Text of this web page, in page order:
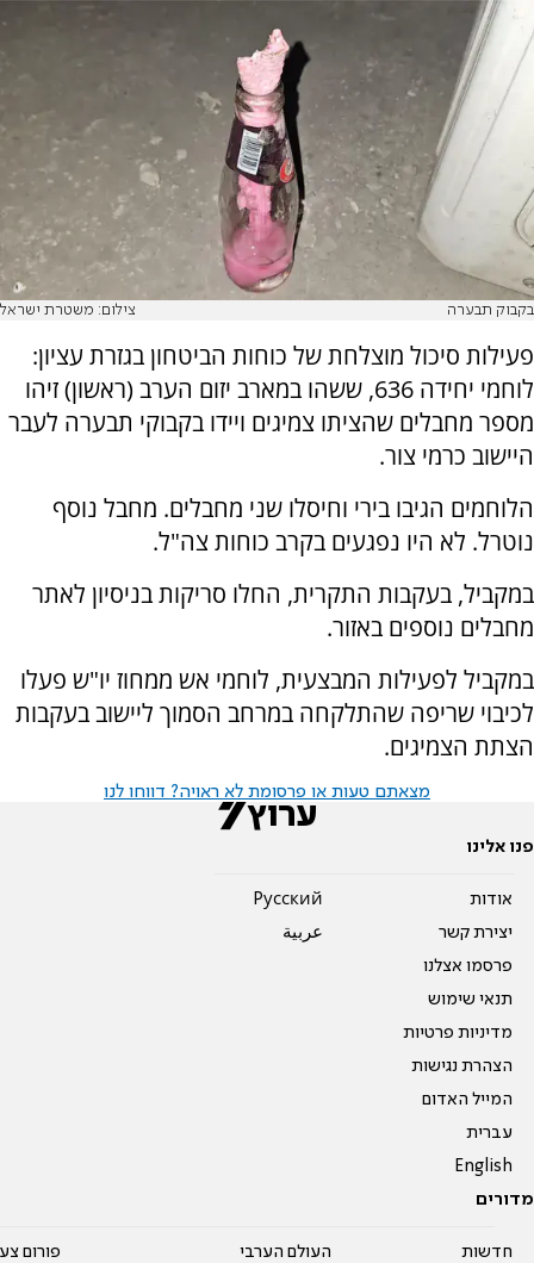
בקבוק תבערה צילום: משטרת ישראל
פעילות סיכול מוצלחת של כוחות הביטחון בגזרת עציון:
לוחמי יחידה 636, ששהו במארב יזום הערב (ראשון) זיהו
מספר מחבלים שהציתו צמיגים ויידו בקבוקי תבערה לעבר
היישוב כרמי צור.
הלוחמים הגיבו בירי וחיסלו שני מחבלים. מחבל נוסף
נוטרל. לא היו נפגעים בקרב כוחות צה"ל.
במקביל, בעקבות התקרית, החלו סריקות בניסיון לאתר
מחבלים נוספים באזור.
במקביל לפעילות המבצעית, לוחמי אש ממחוז יו"ש פעלו
לכיבוי שריפה שהתלקחה במרחב הסמוך ליישוב בעקבות
הצתת הצמיגים.
מצאתם טעות או פרסומת לא ראויה? דווחו לנו
פנו אלינו
אודות
יצירת קשר
פרסמו אצלנו
תנאי שימוש
מדיניות פרטיות
הצהרת נגישות
המייל האדום
עברית
English
Pусский
عربية
מדורים
חדשות העולם הערבי פורום